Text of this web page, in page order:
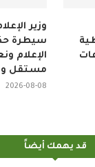
وزير
سيطرة
الإعلام
مستقل
2026-08-08
قد يهمك أيضاً